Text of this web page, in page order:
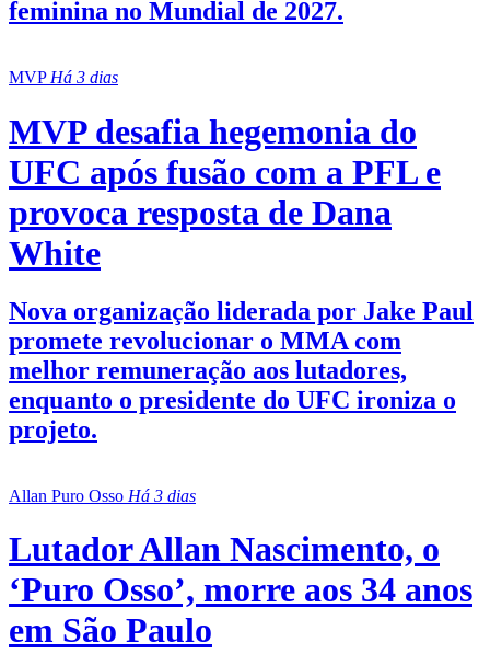
feminina no Mundial de 2027.
MVP Há 3 dias
MVP desafia hegemonia do
UFC após fusão com a PFL e
provoca resposta de Dana
White
Nova organização liderada por Jake Paul
promete revolucionar o MMA com
melhor remuneração aos lutadores,
enquanto o presidente do UFC ironiza o
projeto.
Allan Puro Osso Há 3 dias
Lutador Allan Nascimento, o
‘Puro Osso’, morre aos 34 anos
em São Paulo